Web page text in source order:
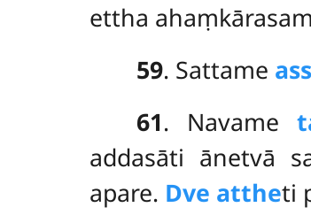
ettha
59. Sattame
61. Navame
addasāti ānetvā
apare. Dve attheti